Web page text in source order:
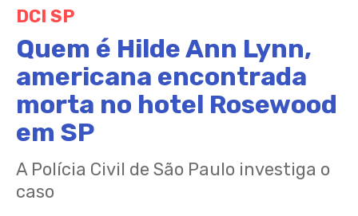
DCI SP
Quem é Hilde Ann Lynn,
americana encontrada
morta no hotel Rosewood
em SP
A Polícia Civil de São Paulo investiga o
caso